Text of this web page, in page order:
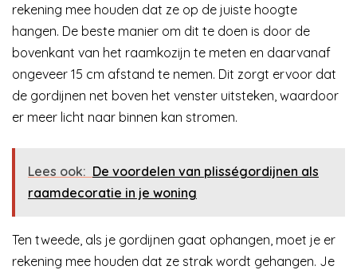
rekening mee houden dat ze op de juiste hoogte
hangen. De beste manier om dit te doen is door de
bovenkant van het raamkozijn te meten en daarvanaf
ongeveer 15 cm afstand te nemen. Dit zorgt ervoor dat
de gordijnen net boven het venster uitsteken, waardoor
er meer licht naar binnen kan stromen.
Lees ook: De voordelen van plisségordijnen als
raamdecoratie in je woning
Ten tweede, als je gordijnen gaat ophangen, moet je er
rekening mee houden dat ze strak wordt gehangen. Je